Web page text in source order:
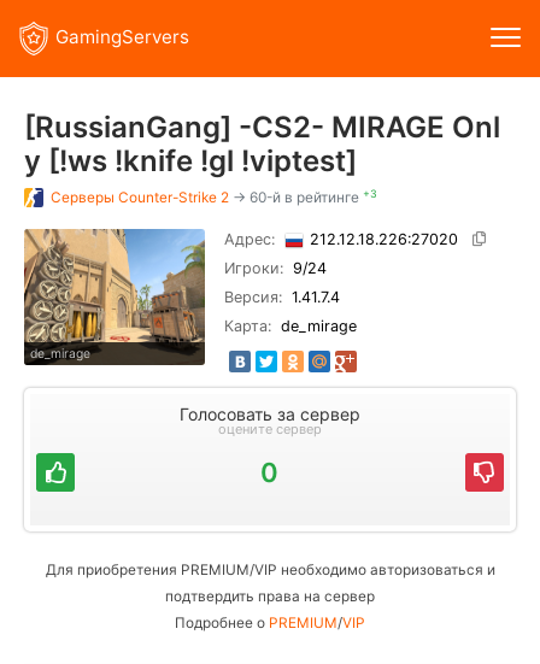
GamingServers
[RussianGang] -CS2- MIRAGE Onl
y [!ws !knife !gl !viptest]
Серверы Counter-Strike 2 → 60-й в рейтинге +3
de_mirage
Адрес:
212.12.18.226:27020
Игроки: 9/24
Версия: 1.41.7.4
Карта: de_mirage
Голосовать за сервер
оцените сервер
0
Для приобретения PREMIUM/VIP необходимо авторизоваться и
подтвердить права на сервер
Подробнее о PREMIUM/VIP